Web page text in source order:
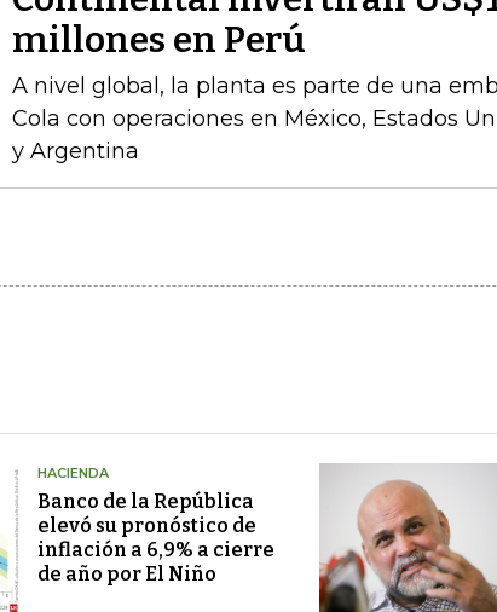
millones en Perú
A nivel global, la planta es parte de una
Cola con operaciones en México, Estados
y Argentina
HACIENDA
Banco de la República
elevó su pronóstico de
inflación a 6,9% a cierre
de año por El Niño